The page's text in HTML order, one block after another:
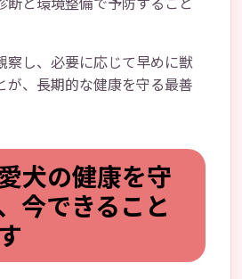
察し、必要に応じて早めに獣
が、長期的な健康を守る最善
犬の健康を守
今できること